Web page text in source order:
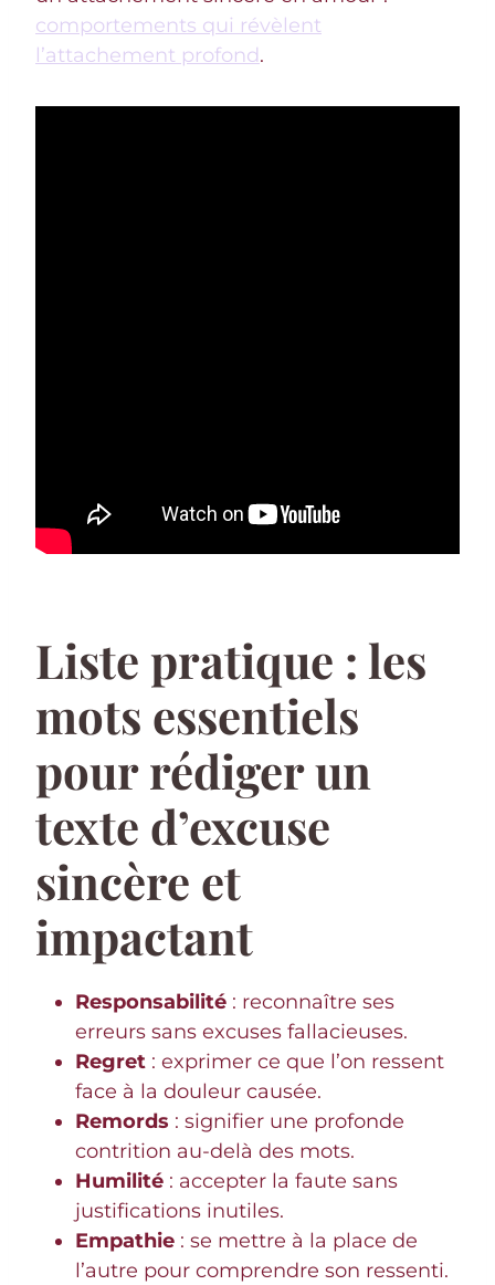
comportements qui révèlent
l’attachement profond.
Liste pratique : les
mots essentiels
pour rédiger un
texte d’excuse
sincère et
impactant
Responsabilité : reconnaître ses
erreurs sans excuses fallacieuses.
Regret : exprimer ce que l’on ressent
face à la douleur causée.
Remords : signifier une profonde
contrition au-delà des mots.
Humilité : accepter la faute sans
justifications inutiles.
Empathie : se mettre à la place de
l’autre pour comprendre son ressenti.